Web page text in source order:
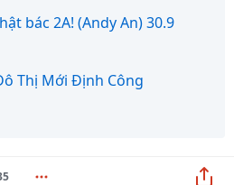
bác 2A! (Andy An) 30.9
Thị Mới Định Công